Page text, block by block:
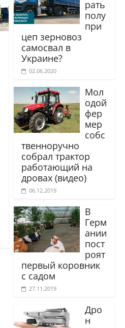
рать
полу
при
цеп зерновоз
самосвал в
Украине?
02.06.2020
Мол
одой
фер
мер
собс
твенноручно
собрал трактор
работающий на
дровах (видео)
06.12.2019
В
Герм
ании
пост
роят
первый коровник
с садом
27.11.2019
Дро
н